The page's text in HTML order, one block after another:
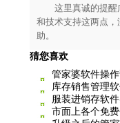
这里真诚的提醒广
和技术支持这两点
助。
猜您喜欢
管家婆软件操
库存销售管理
服装进销存软
市面上各个免